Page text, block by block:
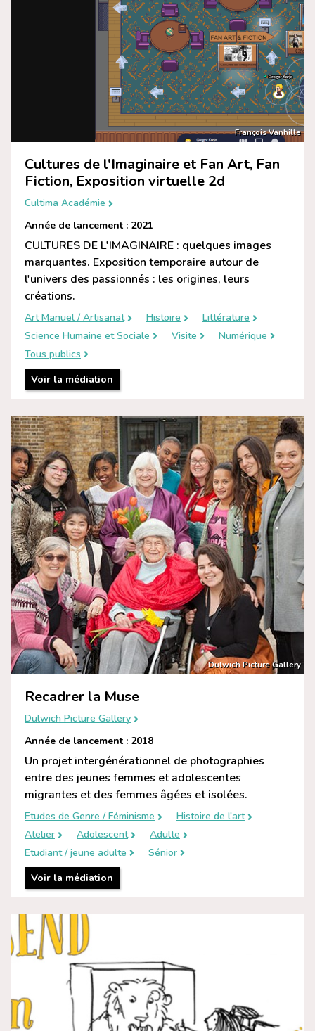
François Vanhille
Cultures de l'Imaginaire et Fan Art, Fan
Fiction, Exposition virtuelle 2d
Cultima Académie
Année de lancement : 2021
CULTURES DE L'IMAGINAIRE : quelques images
marquantes. Exposition temporaire autour de
l'univers des passionnés : les origines, leurs
créations.
Art Manuel / Artisanat Histoire
Littérature
Science Humaine et Sociale
Visite
Numérique
Tous publics
Voir la médiation
Dulwich Picture Gallery
Recadrer la Muse
Dulwich Picture Gallery
Année de lancement : 2018
Un projet intergénérationnel de photographies
entre des jeunes femmes et adolescentes
migrantes et des femmes âgées et isolées.
Etudes de Genre / Féminisme
Histoire de l'art
Atelier
Adolescent
Adulte
Etudiant / jeune adulte
Sénior
Voir la médiation